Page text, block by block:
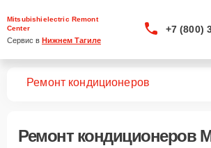
Mitsubishielectric Remont
Center
Сервис в Нижнем Тагиле
+7 (800)
Ремонт кондиционеров
Ремонт кондиционеров